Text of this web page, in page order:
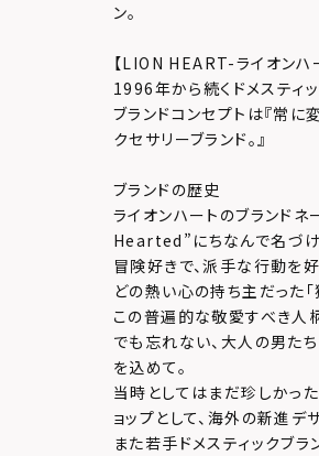
ン。
【LION HEART-ライオンハ
1996年から続くドメスティッ
ブランドコンセプトは『常
クセサリーブランド。』
ブランドの歴史
ライオンハートのブランド
Hearted”にちなんで名づけ
冒険好きで、派手な行動を
どの熱い心の持ち主だった「
この普遍的な敬愛すべき人
でも忘れない、大人の男た
を込めて。
当時としてはまだ珍しかっ
ョップとして、海外の新進
また若手ドメスティックブ